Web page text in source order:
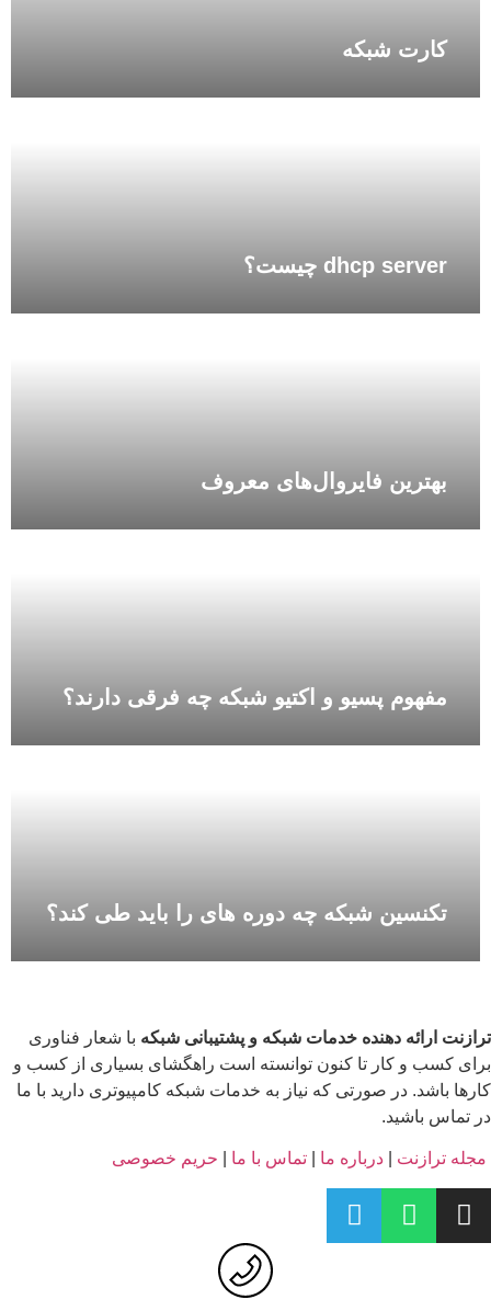
کارت شبکه
dhcp server چیست؟
بهترین فایروال‌های معروف
مفهوم پسیو و اکتیو شبکه چه فرقی دارند؟
تکنسین شبکه چه دوره های را باید طی کند؟
ارائه دهنده خدمات شبکه و پشتیبانی شبکهبا شعار فناوری
کسب و کار تا کنون توانسته است راهگشای بسیاری از کسب و
باشد. در صورتی که نیاز به خدمات شبکه کامپیوتری دارید با ما
تماس باشید.
ترازنت| درباره ما| تماس با ما| حریم خصوصی